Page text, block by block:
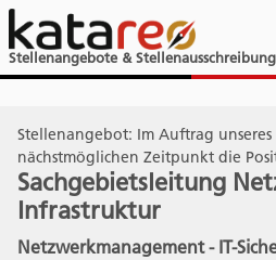
Stellenangebote &
Stellenangebot: Im Auftrag
nächstmöglichen Zeitpunkt die
Sachgebietsleitung
Infrastruktur
Netzwerkmanagement - IT-